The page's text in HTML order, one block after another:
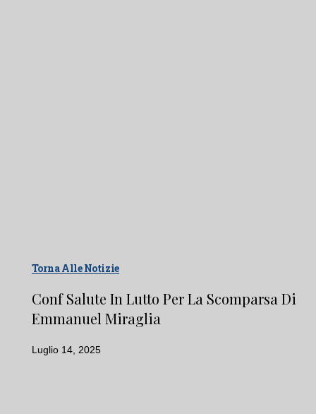
Torna Alle Notizie
Conf Salute In Lutto Per La Scomparsa Di
Emmanuel Miraglia
Luglio 14, 2025